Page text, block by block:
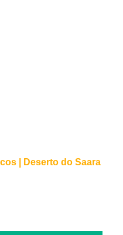
| Deserto do Saara